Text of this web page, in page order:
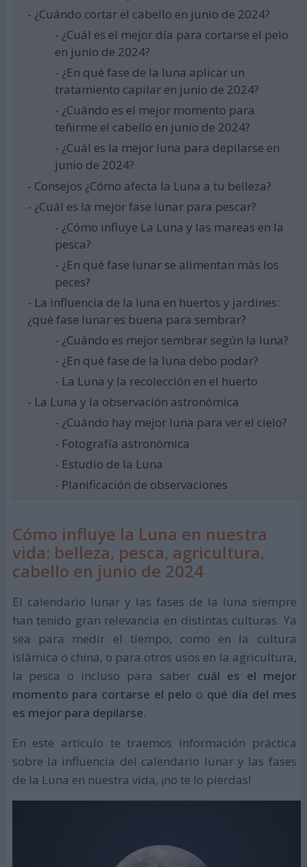
- ¿Cuándo cortar el cabello en junio de 2024?
- ¿Cuál es el mejor día para cortarse el pelo
en junio de 2024?
- ¿En qué fase de la luna aplicar un
tratamiento capilar en junio de 2024?
- ¿Cuándo es el mejor momento para
teñirme el cabello en junio de 2024?
- ¿Cuál es la mejor luna para depilarse en
junio de 2024?
- Consejos ¿Cómo afecta la Luna a tu belleza?
- ¿Cuál es la mejor fase lunar para pescar?
- ¿Cómo influye La Luna y las mareas en la
pesca?
- ¿En qué fase lunar se alimentan más los
peces?
- La influencia de la luna en huertos y jardines:
¿qué fase lunar es buena para sembrar?
- ¿Cuándo es mejor sembrar según la luna?
- ¿En qué fase de la luna debo podar?
- La Luna y la recolección en el huerto
- La Luna y la observación astronómica
- ¿Cuándo hay mejor luna para ver el cielo?
- Fotografía astronómica
- Estudio de la Luna
- Planificación de observaciones
Cómo influye la Luna en nuestra
vida: belleza, pesca, agricultura,
cabello en junio de 2024
El calendario lunar y las fases de la luna siempre
han tenido gran relevancia en distintas culturas. Ya
sea para medir el tiempo, como en la cultura
islámica o china, o para otros usos en la agricultura,
la pesca o incluso para saber cuál es el mejor
momento para cortarse el pelo o qué día del mes
es mejor para depilarse.
En este artículo te traemos información práctica
sobre la influencia del calendario lunar y las fases
de la Luna en nuestra vida, ¡no te lo pierdas!